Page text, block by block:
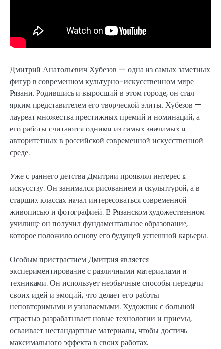
Дмитрий Анатольевич Хубезов — одна из самых заметных
фигур в современном культурно-искусственном мире
Рязани. Родившись и выросший в этом городе, он стал
ярким представителем его творческой элиты. Хубезов —
лауреат множества престижных премий и номинаций, а
его работы считаются одними из самых значимых и
авторитетных в российской современной искусственной
среде.
Уже с раннего детства Дмитрий проявлял интерес к
искусству. Он занимался рисованием и скульптурой, а в
старших классах начал интересоваться современной
живописью и фотографией. В Рязанском художественном
училище он получил фундаментальное образование,
которое положило основу его будущей успешной карьеры.
Особым пристрастием Дмитрия является
экспериментирование с различными материалами и
техниками. Он использует необычные способы передачи
своих идей и эмоций, что делает его работы
неповторимыми и узнаваемыми. Художник с большой
страстью разрабатывает новые технологии и приемы,
осваивает нестандартные материалы, чтобы достичь
максимального эффекта в своих работах.